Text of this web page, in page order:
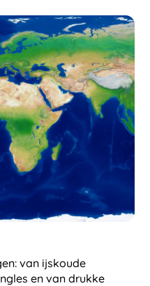
van ijskoude
en van drukke